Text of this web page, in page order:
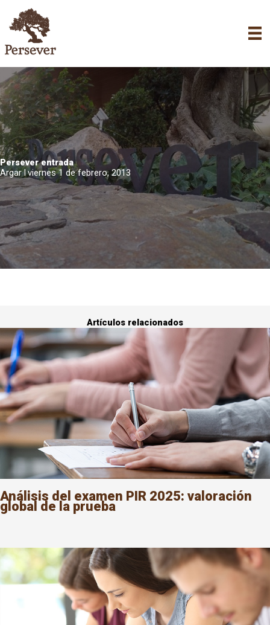
contenido
Persever entrada
ArgarI viernes 1 de febrero, 2013
Artículos relacionados
Análisis del examen PIR 2025: valoración
global de la prueba